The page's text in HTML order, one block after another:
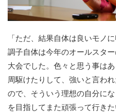
「ただ、結果自体は良いモノ
調子自体は今年のオールスタ
大会でした。色々と思う事は
周駆けたりして、強いと言わ
ので、そういう理想の自分に
を目指してまた頑張って行きた